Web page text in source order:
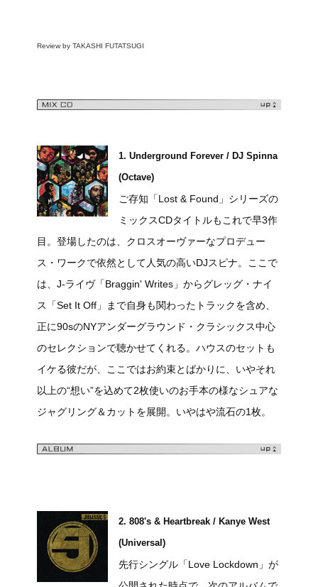
Review by TAKASHI FUTATSUGI
1. Underground Forever / DJ Spinna
(Octave)
ご存知「Lost & Found」シリーズの
ミックスCDタイトルもこれで早3作
目。登場したのは、クロスオーヴァーなプロデュー
ス・ワークで依然として人気の高いDJスピナ。ここで
は、J-ライヴ「Braggin' Writes」からグレッグ・ナイ
ス「Set It Off」まで自身も関わったトラックを含め、
正に90sのNYアンダーグラウンド・クラシックス中心
のセレクションで聴かせてくれる。ハウスのセットも
イケる彼だが、ここではお約束とばかりに、いやそれ
以上の“想い”を込めて2枚使いのお手本の様なシュアな
ジャグリング＆カットを展開。いやはや流石の1枚。
2. 808's & Heartbreak / Kanye West
(Universal)
先行シングル「Love Lockdown」が